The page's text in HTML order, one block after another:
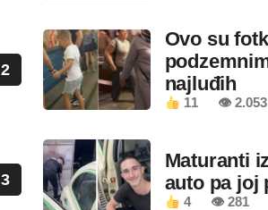
2
Ovo su
najluđih
11 👁 2.053
3
Maturanti
auto pa joj
4 👁 281